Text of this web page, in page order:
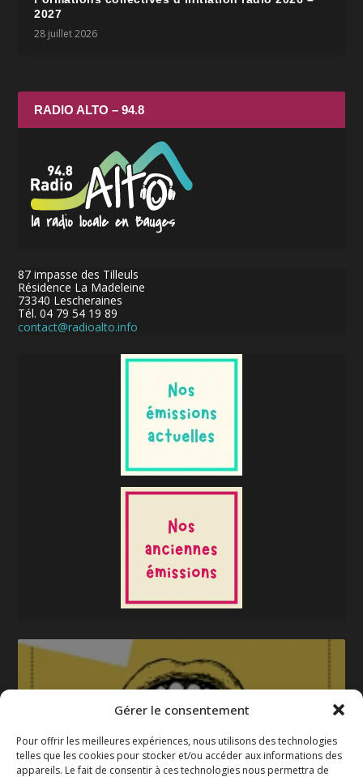
Gérer le consentement
Pour offrir les meilleures expériences, nous utilisons des technologies
telles que les cookies pour stocker et/ou accéder aux informations des
appareils. Le fait de consentir à ces technologies nous permettra de
2027
28 juillet 2026
RADIO ALTO – 94.8
87 impasse des Tilleuls
Résidence La Madeleine
73340 Lescheraines
Tél. 04 79 54 19 89
contact@radioalto.info